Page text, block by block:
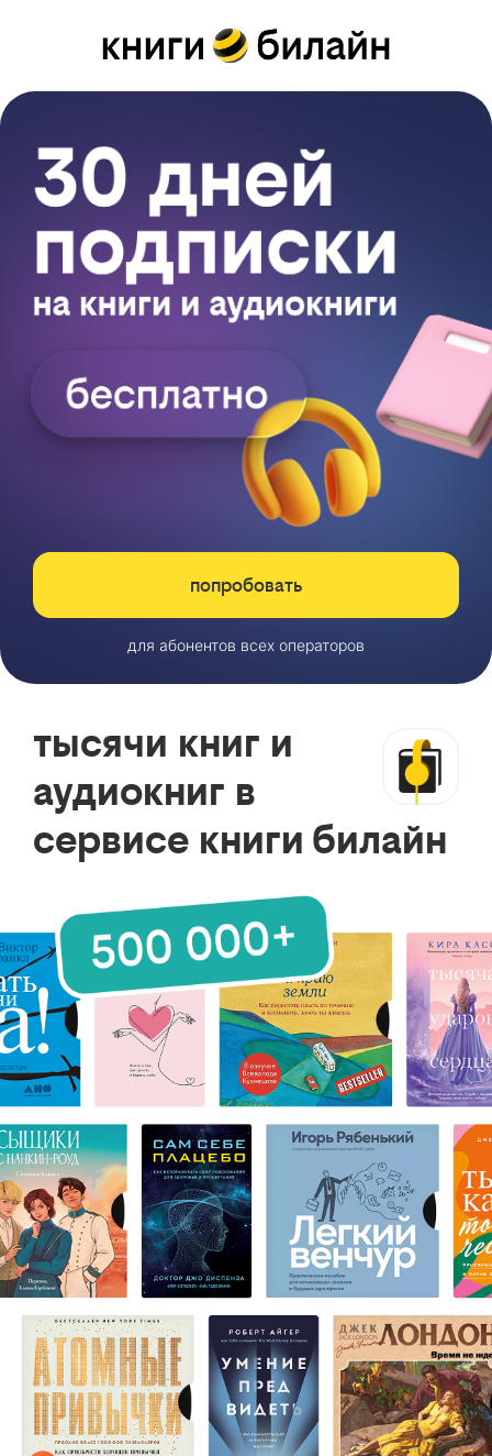
попробовать
для абонентов всех операторов
тысячи книг и
аудиокниг в
сервисе книги билайн